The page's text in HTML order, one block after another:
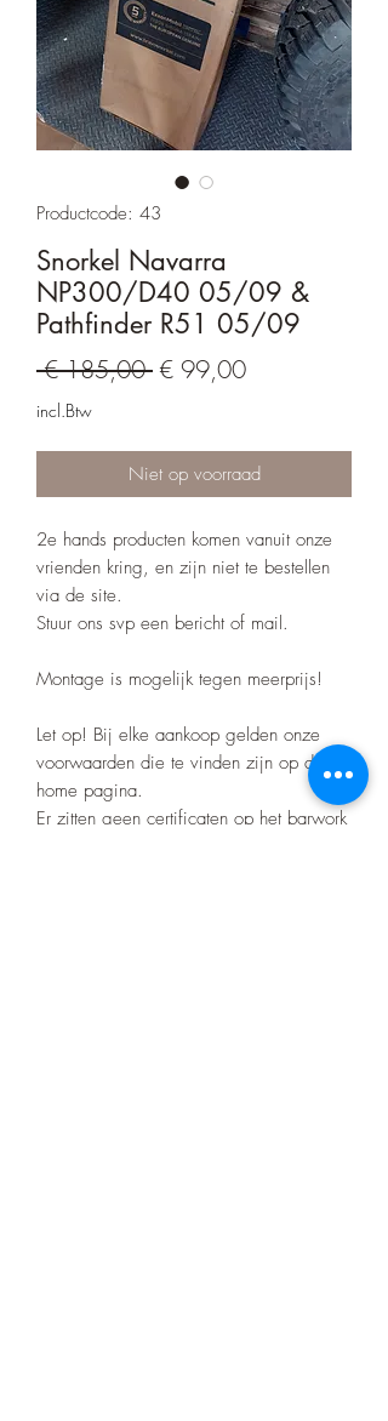
Productcode: 43
Snorkel Navarra
NP300/D40 05/09 &
Pathfinder R51 05/09
€ 185,00 Normale prijs
€ 99,00Verkoopprijs
incl.Btw
Niet op voorraad
2e hands producten komen vanuit onze
vrienden kring, en zijn niet te bestellen
via de site.
Stuur ons svp een bericht of mail.
Montage is mogelijk tegen meerprijs!
Let op! Bij elke aankoop gelden onze
voorwaarden die te vinden zijn op de
home pagina.
Er zitten geen certificaten op het barwork